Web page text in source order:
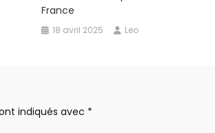
France
18 avril 2025 Leo
indiqués avec *